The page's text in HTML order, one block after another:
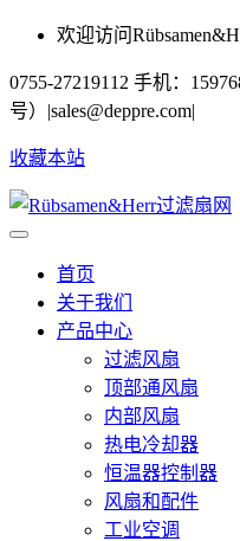
欢迎访问
0755-27219112 手机：
号） |sales@deppre.com|
收藏本站
首页
关于我们
产品中心
过滤风扇
顶部通风扇
内部风扇
热电冷却器
恒温器控制器
风扇和配件
工业空调